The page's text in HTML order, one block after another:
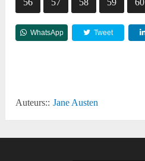
56 57 58 59 60
WhatsApp Tweet
Auteurs:: Jane Austen